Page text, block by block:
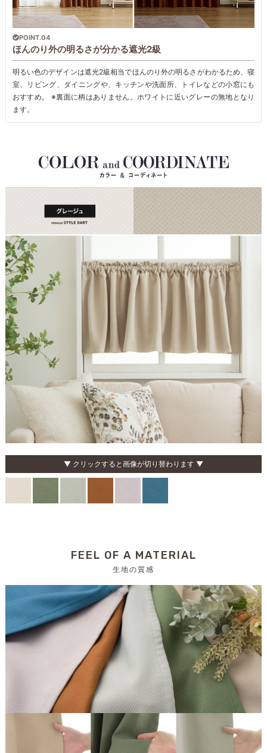
POINT.04
ほんのり外の明るさが分かる遮光2級
明るい色のデザインは遮光2級相当でほんのり外の明るさがわかるため、寝
室、リビング、ダイニングや、キッチンや洗面所、トイレなどの小窓にも
おすすめ。 ※裏面に柄はありません。ホワイトに近いグレーの無地となり
ます。
▼ クリックすると画像が切り替わります ▼
FEEL OF A MATERIAL
生地の質感